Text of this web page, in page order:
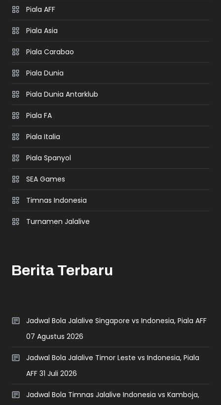
Piala AFF
Piala Asia
Piala Carabao
Piala Dunia
Piala Dunia Antarklub
Piala FA
Piala Italia
Piala Spanyol
SEA Games
Timnas Indonesia
Turnamen Jalalive
Berita Terbaru
Jadwal Bola Jalalive Singapore vs Indonesia, Piala AFF
07 Agustus 2026
Jadwal Bola Jalalive Timor Leste vs Indonesia, Piala
AFF 31 Juli 2026
Jadwal Bola Timnas Jalalive Indonesia vs Kamboja,